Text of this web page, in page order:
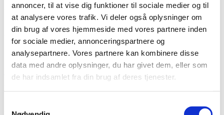
annoncer, til at vise dig funktioner til sociale medier og til
at analysere vores trafik. Vi deler også oplysninger om
din brug af vores hjemmeside med vores partnere inden
for sociale medier, annonceringspartnere og
analysepartnere. Vores partnere kan kombinere disse
data med andre oplysninger, du har givet dem, eller som
de har indsamlet fra din brug af deres tjenester.
19,- Mere info
På lager
Drum Limousine Kazoo Blå KZ-BL